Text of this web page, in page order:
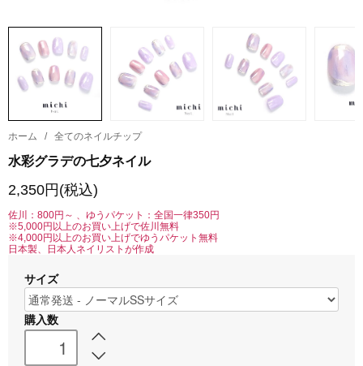
ホーム / 全てのネイルチップ
水彩グラデの七夕ネイル
2,350円(税込)
佐川：800円～ 、ゆうパケット：全国一律350円
※5,000円以上のお買い上げで佐川無料
※4,000円以上のお買い上げでゆうパケット無料
日本製、日本人ネイリストが作成
サイズ
購入数